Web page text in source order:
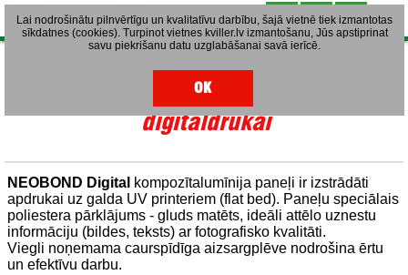
Alumīnija kompozītie paneļi
digitāldrukai
NEOBOND Digital kompozītalumīnija paneļi ir izstrādāti
apdrukai uz galda UV printeriem (flat bed). Paneļu speciālais
poliestera pārklājums - gluds matēts, ideāli attēlo uznestu
informāciju (bildes, teksts) ar fotografisko kvalitāti.
Viegli noņemama caurspīdīga aizsargplēve nodrošina ērtu
un efektīvu darbu.
Lai nodrošinātu pilnvērtīgu un kvalitatīvu darbību, šajā vietnē tiek izmantotas
sīkdatnes (cookies). Turpinot vietnes kviller.lv izmantošanu, Jūs apstiprinat
savu piekrišanu datu uzglabāšanai savā ierīcē.
OK